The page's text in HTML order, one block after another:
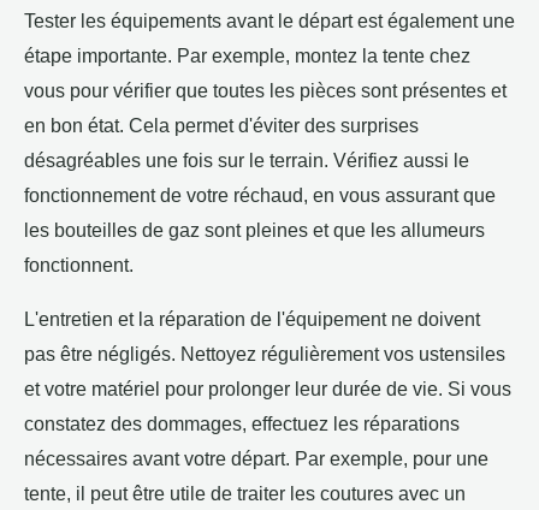
Tester les équipements avant le départ est également une
étape importante. Par exemple, montez la tente chez
vous pour vérifier que toutes les pièces sont présentes et
en bon état. Cela permet d'éviter des surprises
désagréables une fois sur le terrain. Vérifiez aussi le
fonctionnement de votre réchaud, en vous assurant que
les bouteilles de gaz sont pleines et que les allumeurs
fonctionnent.
L'entretien et la réparation de l'équipement ne doivent
pas être négligés. Nettoyez régulièrement vos ustensiles
et votre matériel pour prolonger leur durée de vie. Si vous
constatez des dommages, effectuez les réparations
nécessaires avant votre départ. Par exemple, pour une
tente, il peut être utile de traiter les coutures avec un